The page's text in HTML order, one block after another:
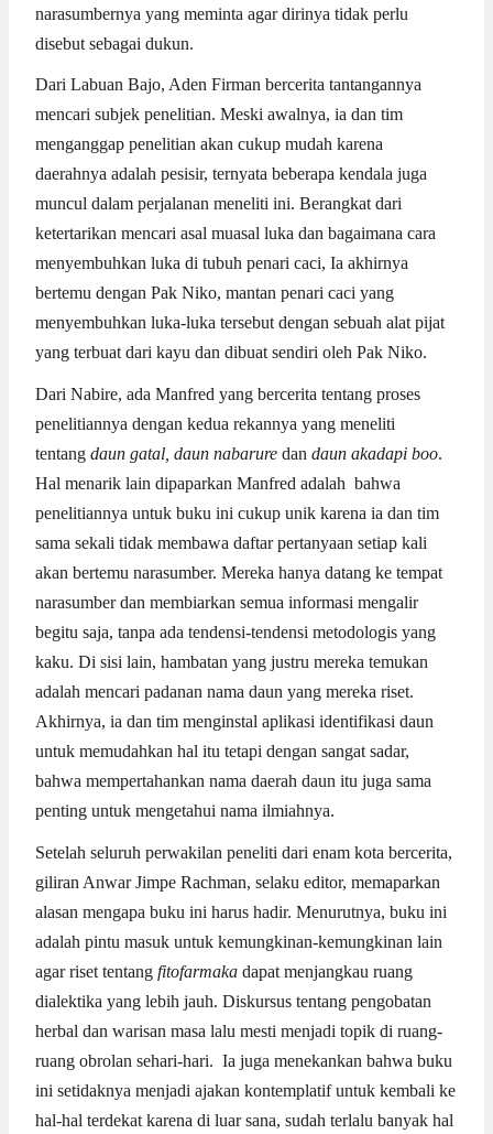
narasumbernya yang meminta agar dirinya tidak perlu
disebut sebagai dukun.
Dari Labuan Bajo, Aden Firman bercerita tantangannya
mencari subjek penelitian. Meski awalnya, ia dan tim
menganggap penelitian akan cukup mudah karena
daerahnya adalah pesisir, ternyata beberapa kendala juga
muncul dalam perjalanan meneliti ini. Berangkat dari
ketertarikan mencari asal muasal luka dan bagaimana cara
menyembuhkan luka di tubuh penari caci, Ia akhirnya
bertemu dengan Pak Niko, mantan penari caci yang
menyembuhkan luka-luka tersebut dengan sebuah alat pijat
yang terbuat dari kayu dan dibuat sendiri oleh Pak Niko.
Dari Nabire, ada Manfred yang bercerita tentang proses
penelitiannya dengan kedua rekannya yang meneliti
tentang daun gatal, daun nabarure dan daun akadapi boo.
Hal menarik lain dipaparkan Manfred adalah bahwa
penelitiannya untuk buku ini cukup unik karena ia dan tim
sama sekali tidak membawa daftar pertanyaan setiap kali
akan bertemu narasumber. Mereka hanya datang ke tempat
narasumber dan membiarkan semua informasi mengalir
begitu saja, tanpa ada tendensi-tendensi metodologis yang
kaku. Di sisi lain, hambatan yang justru mereka temukan
adalah mencari padanan nama daun yang mereka riset.
Akhirnya, ia dan tim menginstal aplikasi identifikasi daun
untuk memudahkan hal itu tetapi dengan sangat sadar,
bahwa mempertahankan nama daerah daun itu juga sama
penting untuk mengetahui nama ilmiahnya.
Setelah seluruh perwakilan peneliti dari enam kota bercerita,
giliran Anwar Jimpe Rachman, selaku editor, memaparkan
alasan mengapa buku ini harus hadir. Menurutnya, buku ini
adalah pintu masuk untuk kemungkinan-kemungkinan lain
agar riset tentang fitofarmaka dapat menjangkau ruang
dialektika yang lebih jauh. Diskursus tentang pengobatan
herbal dan warisan masa lalu mesti menjadi topik di ruang-
ruang obrolan sehari-hari. Ia juga menekankan bahwa buku
ini setidaknya menjadi ajakan kontemplatif untuk kembali ke
hal-hal terdekat karena di luar sana, sudah terlalu banyak hal